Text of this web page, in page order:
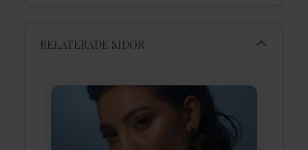
RELATERADE SIDOR